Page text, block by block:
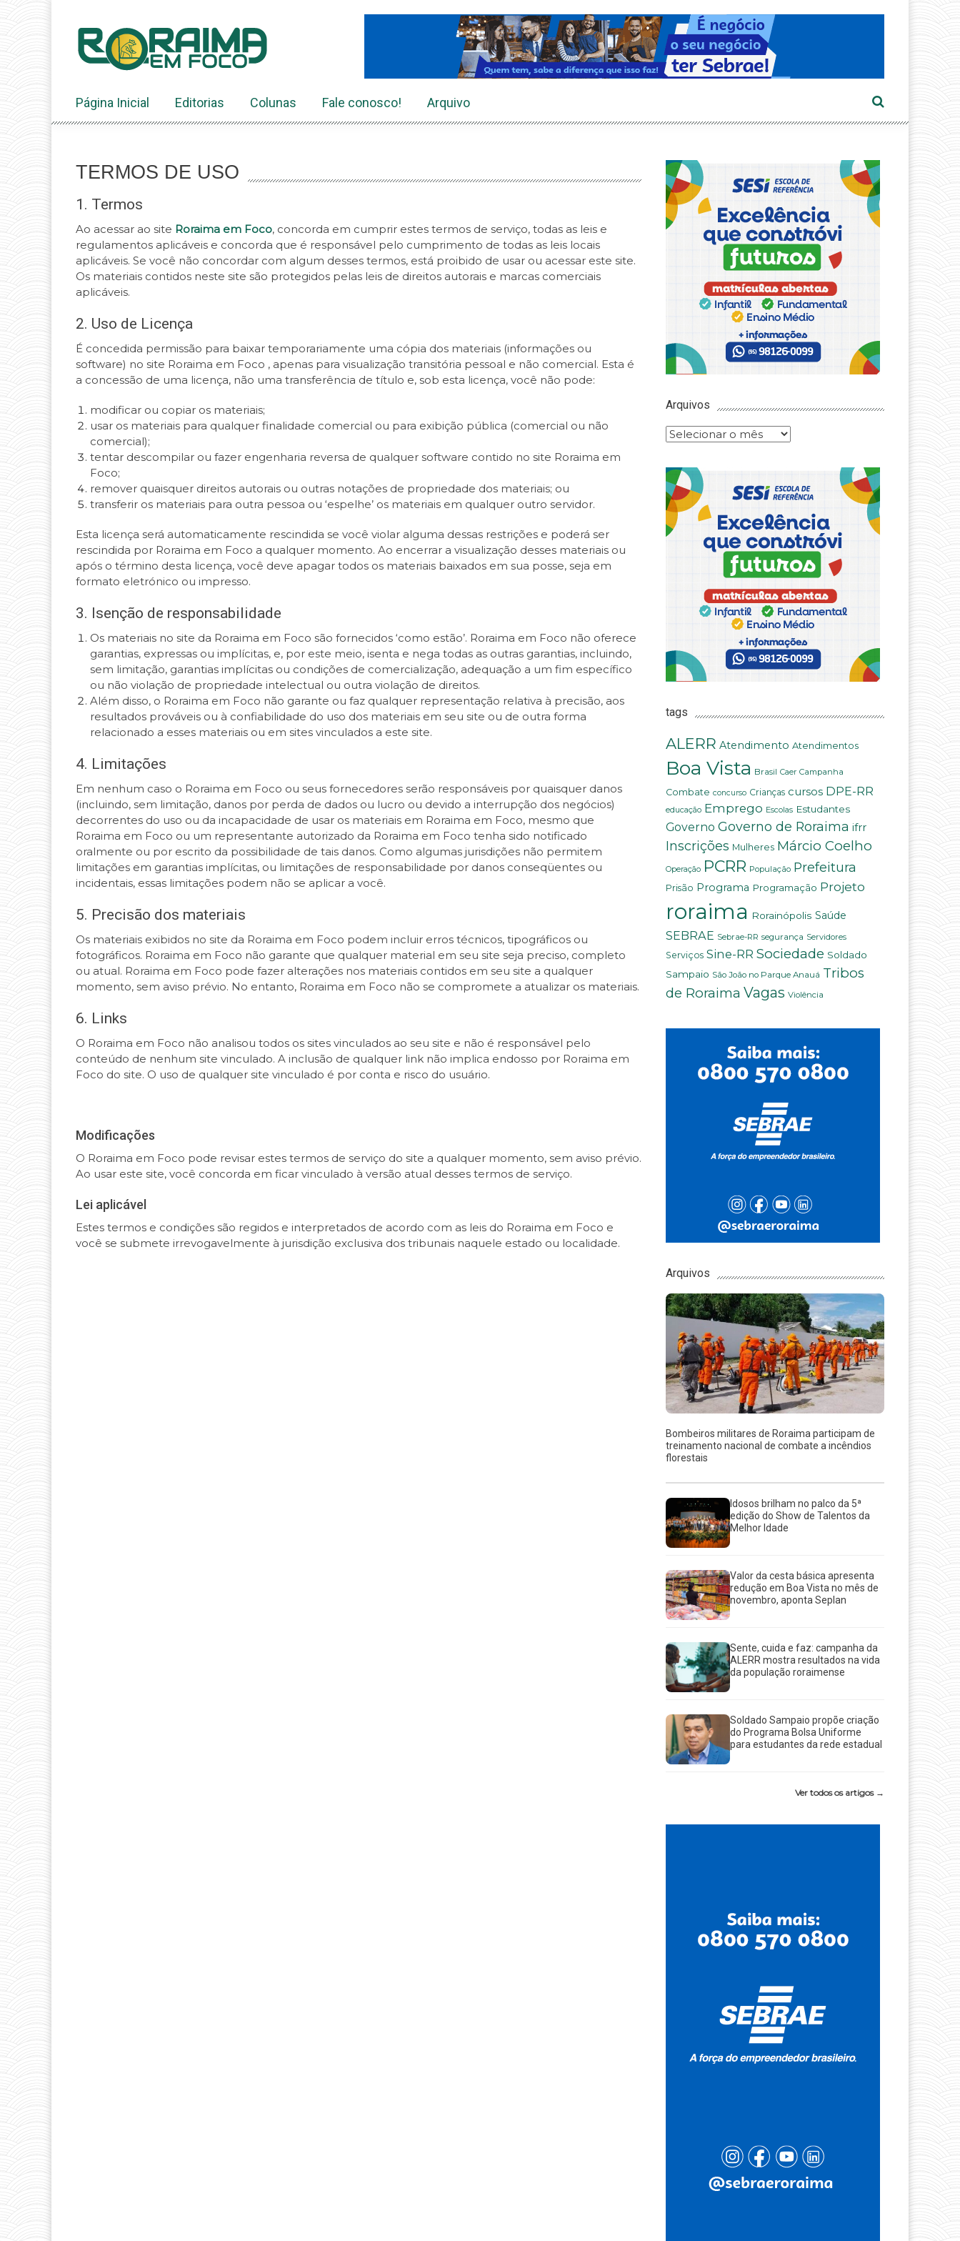
conteúdo
Página Inicial Editorias Colunas Fale conosco! Arquivo
TERMOS DE USO
1. Termos
Ao acessar ao site Roraima em Foco, concorda em cumprir estes termos de serviço, todas as leis e
regulamentos aplicáveis ​​e concorda que é responsável pelo cumprimento de todas as leis locais
aplicáveis. Se você não concordar com algum desses termos, está proibido de usar ou acessar este site.
Os materiais contidos neste site são protegidos pelas leis de direitos autorais e marcas comerciais
aplicáveis.
2. Uso de Licença
É concedida permissão para baixar temporariamente uma cópia dos materiais (informações ou
software) no site Roraima em Foco , apenas para visualização transitória pessoal e não comercial. Esta é
a concessão de uma licença, não uma transferência de título e, sob esta licença, você não pode:
modificar ou copiar os materiais;
usar os materiais para qualquer finalidade comercial ou para exibição pública (comercial ou não
comercial);
tentar descompilar ou fazer engenharia reversa de qualquer software contido no site Roraima em
Foco;
remover quaisquer direitos autorais ou outras notações de propriedade dos materiais; ou
transferir os materiais para outra pessoa ou ‘espelhe’ os materiais em qualquer outro servidor.
Esta licença será automaticamente rescindida se você violar alguma dessas restrições e poderá ser
rescindida por Roraima em Foco a qualquer momento. Ao encerrar a visualização desses materiais ou
após o término desta licença, você deve apagar todos os materiais baixados em sua posse, seja em
formato eletrónico ou impresso.
3. Isenção de responsabilidade
Os materiais no site da Roraima em Foco são fornecidos ‘como estão’. Roraima em Foco não oferece
garantias, expressas ou implícitas, e, por este meio, isenta e nega todas as outras garantias, incluindo,
sem limitação, garantias implícitas ou condições de comercialização, adequação a um fim específico
ou não violação de propriedade intelectual ou outra violação de direitos.
Além disso, o Roraima em Foco não garante ou faz qualquer representação relativa à precisão, aos
resultados prováveis ​​ou à confiabilidade do uso dos materiais em seu site ou de outra forma
relacionado a esses materiais ou em sites vinculados a este site.
4. Limitações
Em nenhum caso o Roraima em Foco ou seus fornecedores serão responsáveis ​​por quaisquer danos
(incluindo, sem limitação, danos por perda de dados ou lucro ou devido a interrupção dos negócios)
decorrentes do uso ou da incapacidade de usar os materiais em Roraima em Foco, mesmo que
Roraima em Foco ou um representante autorizado da Roraima em Foco tenha sido notificado
oralmente ou por escrito da possibilidade de tais danos. Como algumas jurisdições não permitem
limitações em garantias implícitas, ou limitações de responsabilidade por danos conseqüentes ou
incidentais, essas limitações podem não se aplicar a você.
5. Precisão dos materiais
Os materiais exibidos no site da Roraima em Foco podem incluir erros técnicos, tipográficos ou
fotográficos. Roraima em Foco não garante que qualquer material em seu site seja preciso, completo
ou atual. Roraima em Foco pode fazer alterações nos materiais contidos em seu site a qualquer
momento, sem aviso prévio. No entanto, Roraima em Foco não se compromete a atualizar os materiais.
6. Links
O Roraima em Foco não analisou todos os sites vinculados ao seu site e não é responsável pelo
conteúdo de nenhum site vinculado. A inclusão de qualquer link não implica endosso por Roraima em
Foco do site. O uso de qualquer site vinculado é por conta e risco do usuário.
Modificações
O Roraima em Foco pode revisar estes termos de serviço do site a qualquer momento, sem aviso prévio.
Ao usar este site, você concorda em ficar vinculado à versão atual desses termos de serviço.
Lei aplicável
Estes termos e condições são regidos e interpretados de acordo com as leis do Roraima em Foco e
você se submete irrevogavelmente à jurisdição exclusiva dos tribunais naquele estado ou localidade.
Arquivos
Arquivos
tags
ALERR Atendimento Atendimentos
Boa Vista Brasil Caer Campanha
Combate concurso Crianças cursos DPE-RR
educação Emprego Escolas Estudantes
Governo Governo de Roraima ifrr
Inscrições Mulheres Márcio Coelho
Operação PCRR População Prefeitura
Prisão Programa Programação Projeto
roraima Rorainópolis Saúde
SEBRAE Sebrae-RR segurança Servidores
Serviços Sine-RR Sociedade Soldado
Sampaio São João no Parque Anauá Tribos
de Roraima Vagas Violência
Arquivos
Bombeiros militares de Roraima participam de
treinamento nacional de combate a incêndios
florestais
Idosos brilham no palco da 5ª
edição do Show de Talentos da
Melhor Idade
Valor da cesta básica apresenta
redução em Boa Vista no mês de
novembro, aponta Seplan
Sente, cuida e faz: campanha da
ALERR mostra resultados na vida
da população roraimense
Soldado Sampaio propõe criação
do Programa Bolsa Uniforme
para estudantes da rede estadual
Ver todos os artigos →